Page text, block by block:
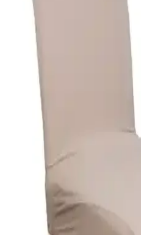
Kullanışlı Çözüm,
Faiend tuğla desen sandalye kılıfı,
dayanıklılığıyla ev
Makinede yıkanabilir özelliğiyle
Elgeyar Jakarli Sandalye
Estetiği Bir Arada Sunan
Elgeyar Jakarli Sandalye Örtüsü,
sağlayan polyester jakar dokusu ile
kolay temizlenebilir özelliğiyle
Riselerhome Elgeyar ve
İki popüler sandalye örtüsü
yapıları, kullanım kolaylığı ve
seçimi yapmanıza yardımcı oluyor.